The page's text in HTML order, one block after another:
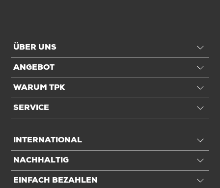
ÜBER UNS
ANGEBOT
WARUM TPK
SERVICE
INTERNATIONAL
NACHHALTIG
EINFACH BEZAHLEN